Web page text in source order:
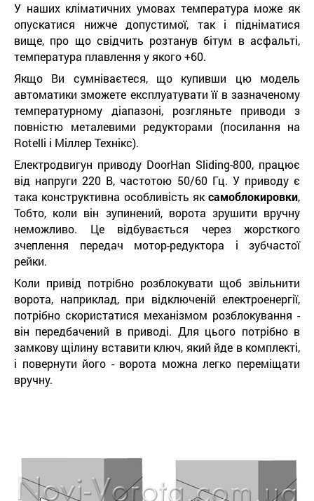
У наших кліматичних умовах температура може як
опускатися нижче допустимої, так і підніматися
вище, про що свідчить розтанув бітум в асфальті,
температура плавлення у якого +60.
Якщо Ви сумніваєтеся, що купивши цю модель
автоматики зможете експлуатувати її в зазначеному
температурному діапазоні, розгляньте приводи з
повністю металевими редукторами (посилання на
Rotelli і Міллер Технікс).
Електродвигун приводу DoorHan Sliding-800, працює
від напруги 220 В, частотою 50/60 Гц. У приводу є
така конструктивна особливість яксамоблокировки,
Тобто, коли він зупинений, ворота зрушити вручну
неможливо. Це відбувається через жорсткого
зчеплення передач мотор-редуктора і зубчастої
рейки.
Коли привід потрібно розблокувати щоб звільнити
ворота, наприклад, при відключеній електроенергії,
потрібно скористатися механізмом розблокування -
він передбачений в приводі. Для цього потрібно в
замкову щілину вставити ключ, який йде в комплекті,
і повернути його - ворота можна легко переміщати
вручну.